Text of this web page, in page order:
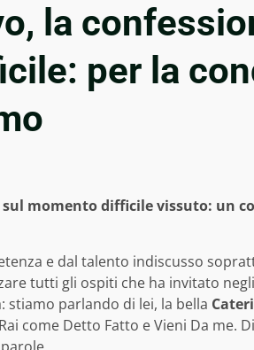
la
per la
momento difficile vissuto: un
e dal talento indiscusso
tutti gli ospiti che ha invitato
parlando di lei, la bella
come Detto Fatto e Vieni Da me.